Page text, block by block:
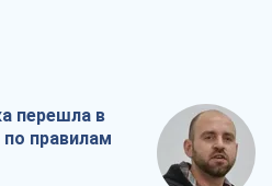
перешла в
правилам